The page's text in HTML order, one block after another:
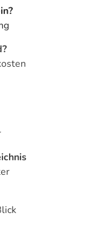
oder einem
Propyl-4-
kann
der